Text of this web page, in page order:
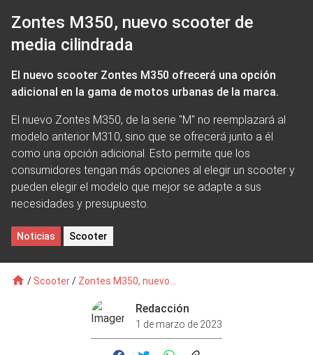
Zontes M350, nuevo scooter de
media cilindrada
El nuevo scooter Zontes M350 ofrecerá una opción
adicional en la gama de motos urbanas de la marca.
El nuevo Zontes M350, de la serie "M" no reemplazará al
modelo anterior M310, sino que se ofrecerá junto a él
como una opción adicional. Esto permite que los
consumidores tengan más opciones al elegir un scooter y
pueden elegir el modelo que mejor se adapte a sus
necesidades y presupuesto.
Noticias Scooter
/ Scooter/ Zontes M350, nuevo...
Redacción
1 de marzo de 2023